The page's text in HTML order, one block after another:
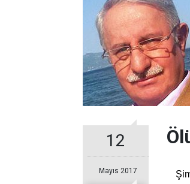
12
Mayıs 2017